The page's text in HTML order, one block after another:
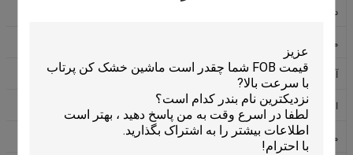
دستگاه تهویه هوای گرم
ماشین مخلوط صنعتی
آسانسور دارویی دستگاه ویبره صفحه نمایش
اواپراتور اثر چندگانه کوره داغ داغ
ماشین مبدل حرارتی فیلتر کیسه جت پالس